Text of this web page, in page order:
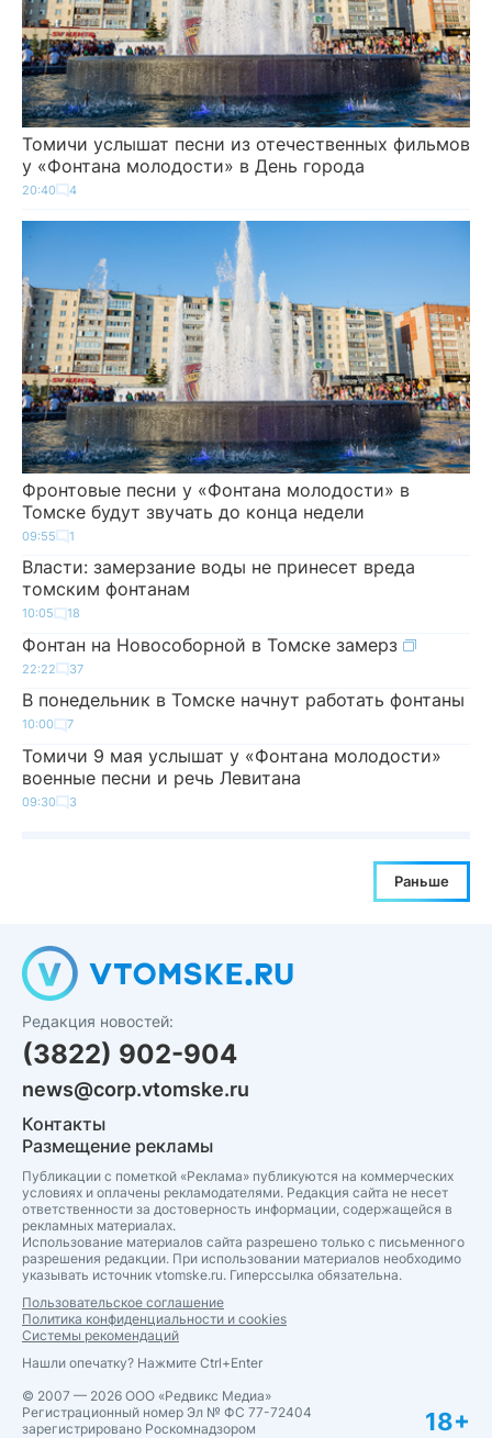
Томичи услышат песни из отечественных фильмов
у «Фонтана молодости» в День города
20:40 4
Фронтовые песни у «Фонтана молодости» в
Томске будут звучать до конца недели
09:55 1
Власти: замерзание воды не принесет вреда
томским фонтанам
10:05 18
Фонтан на Новособорной в Томске замерз
22:22 37
В понедельник в Томске начнут работать фонтаны
10:00 7
Томичи 9 мая услышат у «Фонтана молодости»
военные песни и речь Левитана
09:30 3
Раньше
Редакция новостей:
(3822) 902-904
news@corp.vtomske.ru
Контакты
Размещение рекламы
Публикации с пометкой «Реклама» публикуются на коммерческих
условиях и оплачены рекламодателями. Редакция сайта не несет
ответственности за достоверность информации, содержащейся в
рекламных материалах.
Использование материалов сайта разрешено только с письменного
разрешения редакции. При использовании материалов необходимо
указывать источник vtomske.ru. Гиперссылка обязательна.
Пользовательское соглашение
Политика конфиденциальности и cookies
Системы рекомендаций
Нашли опечатку? Нажмите Ctrl+Enter
© 2007 — 2026 ООО «Редвикс Медиа»
Регистрационный номер Эл № ФС 77-72404
зарегистрировано Роскомнадзором
18+